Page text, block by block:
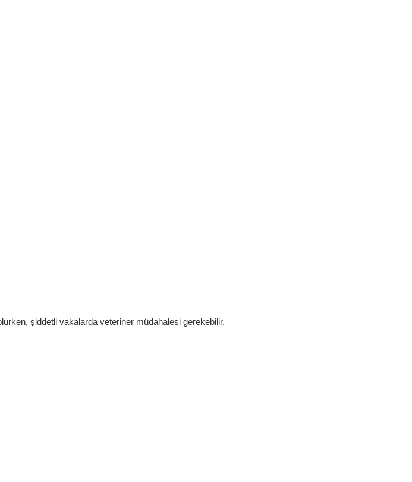
şiddetli vakalarda veteriner müdahalesi gerekebilir.